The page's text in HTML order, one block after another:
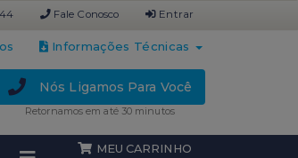
Fale Conosco Entrar
Informações Técnicas
Nós Ligamos Para Você
Retornamos em até 30 minutos
MEU CARRINHO